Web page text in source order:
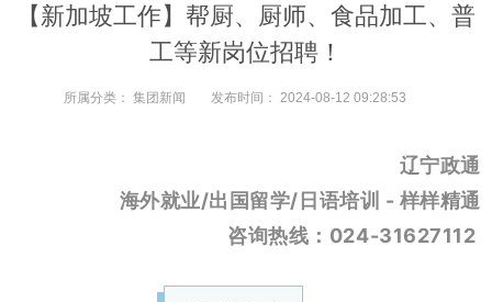
【新加坡工作】帮厨、厨师、食品加工、普
工等新岗位招聘！
所属分类： 集团新闻 发布时间： 2024-08-12 09:28:53
辽宁政通
海外就业/出国留学/日语培训 - 样样精通
咨询热线：024-31627112